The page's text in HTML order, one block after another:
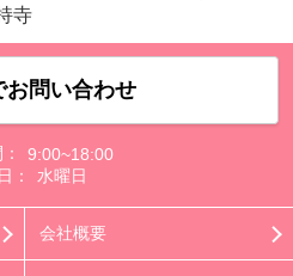
寺
お問い合わせ
9:00~18:00
：
水曜日
会社概要